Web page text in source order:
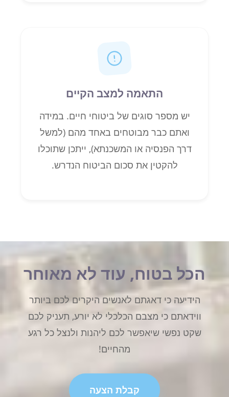
התאמה למצב הקיים
יש מספר סוגים של ביטוחי חיים. במידה
ואתם כבר מבוטחים באחד מהם (למשל
דרך הפנסיה או המשכנתא), ייתכן שתוכלו
להקטין את סכום הביטוח הנדרש.
הכל בטוח, עוד לא מאוחר
הידיעה כי דאגתם לאנשים היקרים לכם ביותר
ווידאתם כי מצבם הכלכלי לא יורע, תעניק לכם
שקט נפשי שיאפשר לכם ליהנות ולנצל כל רגע
מהחיים!
קבלת הצעה